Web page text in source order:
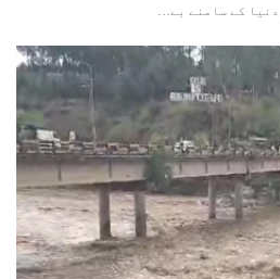
دنیا کے سامنے بے…